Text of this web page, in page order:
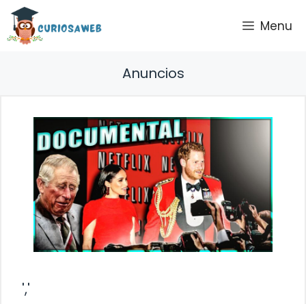
Saltar
contenido
Menu
Anuncios
','